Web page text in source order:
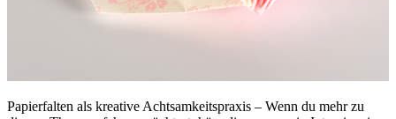
Papierfalten als kreative Achtsamkeitspraxis – Wenn du mehr zu